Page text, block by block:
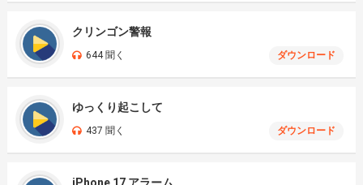
クリンゴン警報
644 聞く ダウンロード
ゆっくり起こして
437 聞く ダウンロード